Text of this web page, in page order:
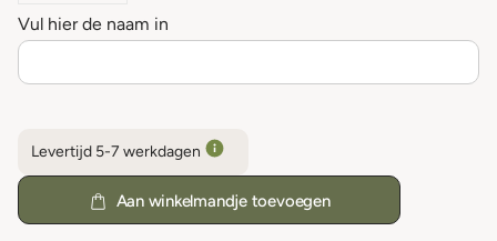
Vul hier de naam in
Levertijd 5-7 werkdagen
Aan winkelmandje toevoegen